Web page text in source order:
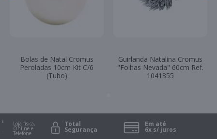
Bolas de Natal Cromus
Peroladas 10cm Kit C/6
(Tubo)
Guirlanda Natalina Cromus
"Folhas Nevada" 60cm Ref.
1041355
Loja física,
Online e
Telefone
Total
Segurança
Em até
6x s/ juros